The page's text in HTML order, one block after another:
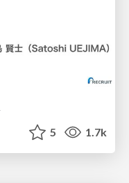
5 1.7k